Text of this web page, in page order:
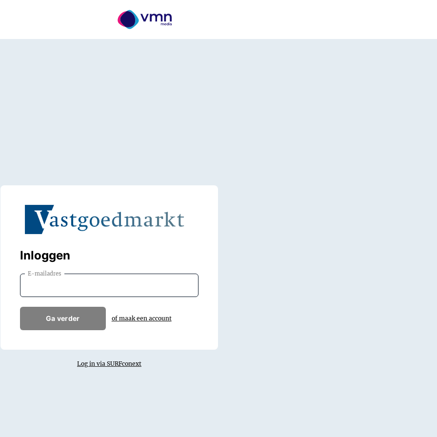
Inloggen
E-mailadres
Ga verder of maak een account
Log in via SURFconext